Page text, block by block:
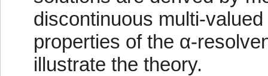
discontinuous multi-
properties of the α-
illustrate the theory.